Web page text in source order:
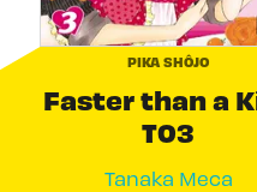
PIKA SHÔJO
Faster than a
T03
Tanaka Meca